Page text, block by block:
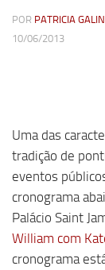
POR PATRICIA
10/06/2013
Uma das
tradição de
eventos
cronograma
Palácio Saint
William com
cronograma